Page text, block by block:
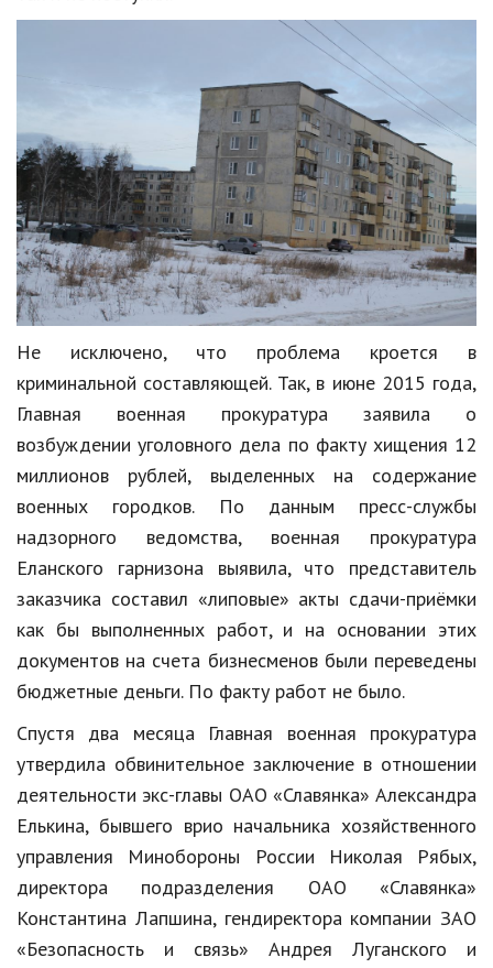
Не исключено, что проблема кроется в
криминальной составляющей. Так, в июне 2015 года,
Главная военная прокуратура заявила о
возбуждении уголовного дела по факту хищения 12
миллионов рублей, выделенных на содержание
военных городков. По данным пресс-службы
надзорного ведомства, военная прокуратура
Еланского гарнизона выявила, что представитель
заказчика составил «липовые» акты сдачи-приёмки
как бы выполненных работ, и на основании этих
документов на счета бизнесменов были переведены
бюджетные деньги. По факту работ не было.
Спустя два месяца Главная военная прокуратура
утвердила обвинительное заключение в отношении
деятельности экс-главы ОАО «Славянка» Александра
Елькина, бывшего врио начальника хозяйственного
управления Минобороны России Николая Рябых,
директора подразделения ОАО «Славянка»
Константина Лапшина, гендиректора компании ЗАО
«Безопасность и связь» Андрея Луганского и